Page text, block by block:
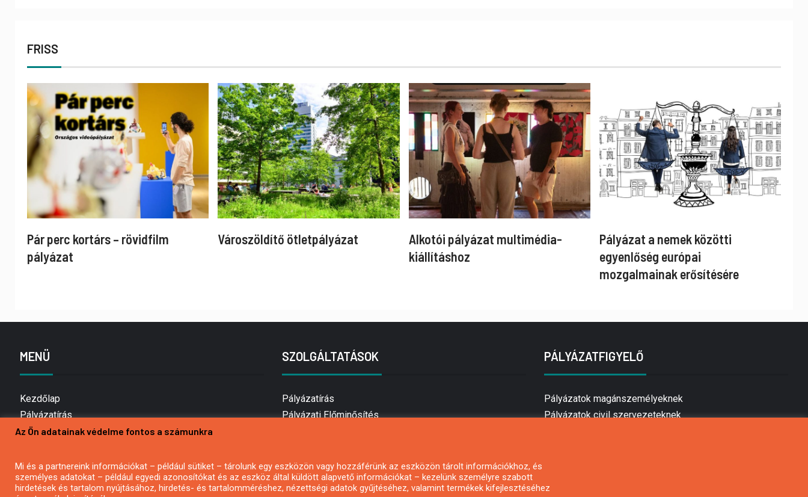
FRISS
Pár perc kortárs – rövidfilm
pályázat
Városzöldítő ötletpályázat
Alkotói pályázat multimédia-
kiállításhoz
Pályázat a nemek közötti
egyenlőség európai
mozgalmainak erősítésére
MENÜ
Kezdőlap
Pályázatírás
Bemutatkozás
Hírlevél feliratkozás
Impresszum
SZOLGÁLTATÁSOK
Pályázatírás
Pályázati Előminősítés
Mezőgazdasági pályázatírás
Pályázatírás magánszemélyeknek
PÁLYÁZATFIGYELŐ
Pályázatok magánszemélyeknek
Pályázatok civil szervezeteknek
Az Ön adatainak védelme fontos a számunkra
Mi és a partnereink információkat – például sütiket – tárolunk egy eszközön vagy hozzáférünk az eszközön tárolt információkhoz, és
személyes adatokat – például egyedi azonosítókat és az eszköz által küldött alapvető információkat – kezelünk személyre szabott
hirdetések és tartalom nyújtásához, hirdetés- és tartalomméréshez, nézettségi adatok gyűjtéséhez, valamint termékek kifejlesztéséhez